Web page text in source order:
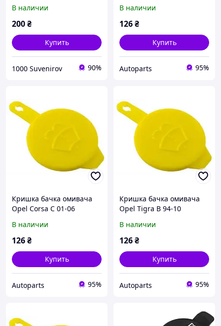
В наличии
200₴
Купить
1000 Suvenirov 90%
В наличии
126₴
Купить
Autoparts 95%
Кришка бачка омивача
Opel Corsa C 01-06
В наличии
126₴
Купить
Autoparts 95%
Кришка бачка омивача
Opel Tigra B 94-10
В наличии
126₴
Купить
Autoparts 95%